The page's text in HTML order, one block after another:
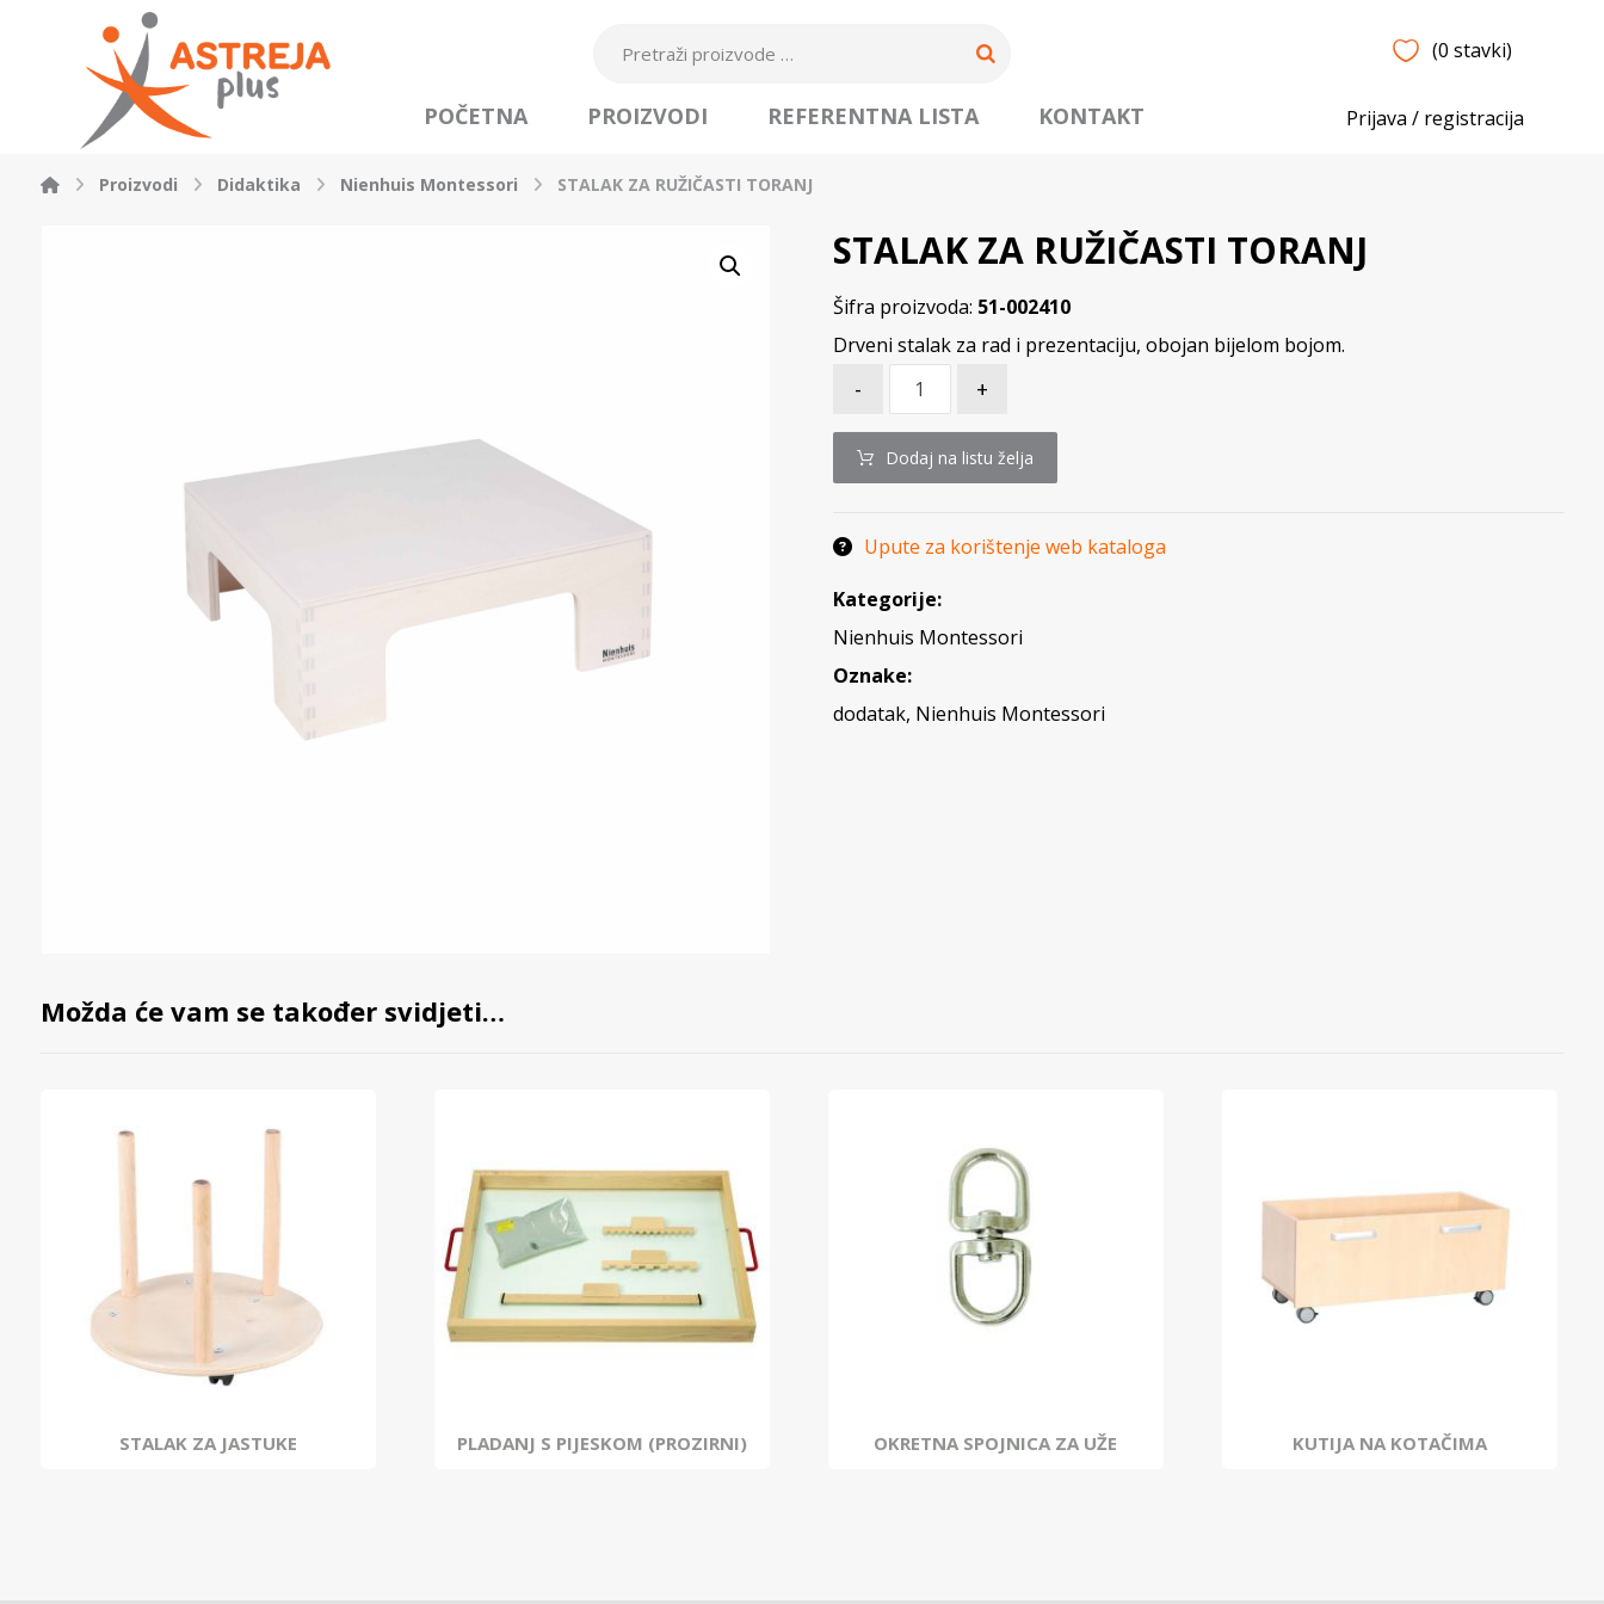
(0 stavki)
Prijava / registracija
POČETNA PROIZVODI REFERENTNA LISTA KONTAKT
Proizvodi Didaktika Nienhuis Montessori STALAK ZA RUŽIČASTI TORANJ
STALAK ZA RUŽIČASTI TORANJ
Šifra proizvoda: 51-002410
Drveni stalak za rad i prezentaciju, obojan bijelom bojom.
- +
Dodaj na listu želja
Upute za korištenje web kataloga
Kategorije:
Nienhuis Montessori
Oznake:
dodatak, Nienhuis Montessori
Možda će vam se također svidjeti…
STALAK ZA JASTUKE PLADANJ S PIJESKOM (PROZIRNI) OKRETNA SPOJNICA ZA UŽE KUTIJA NA KOTAČIMA